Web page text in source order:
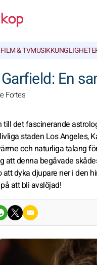
FILM & TVMUSIK
En
Fortes
det fascinerande
staden Los Angeles,
och naturliga talang
att denna begåvade
att dyka djupare ner i den
att bli avslöjad!